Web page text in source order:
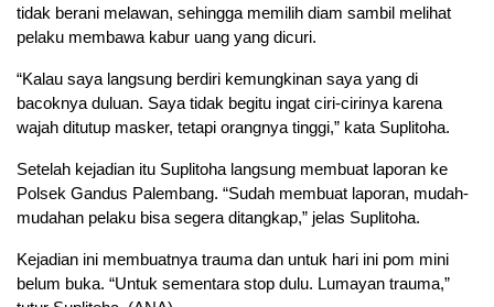
tidak berani melawan, sehingga memilih diam sambil melihat
pelaku membawa kabur uang yang dicuri.
“Kalau saya langsung berdiri kemungkinan saya yang di
bacoknya duluan. Saya tidak begitu ingat ciri-cirinya karena
wajah ditutup masker, tetapi orangnya tinggi,” kata Suplitoha.
Setelah kejadian itu Suplitoha langsung membuat laporan ke
Polsek Gandus Palembang. “Sudah membuat laporan, mudah-
mudahan pelaku bisa segera ditangkap,” jelas Suplitoha.
Kejadian ini membuatnya trauma dan untuk hari ini pom mini
belum buka. “Untuk sementara stop dulu. Lumayan trauma,”